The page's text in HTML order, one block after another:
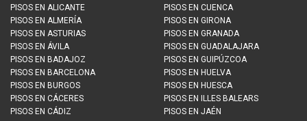
PISOS EN ALICANTE
PISOS EN ALMERÍA
PISOS EN ASTURIAS
PISOS EN ÁVILA
PISOS EN BADAJOZ
PISOS EN BARCELONA
PISOS EN BURGOS
PISOS EN CÁCERES
PISOS EN CÁDIZ
PISOS EN CUENCA
PISOS EN GIRONA
PISOS EN GRANADA
PISOS EN GUADALAJARA
PISOS EN GUIPÚZCOA
PISOS EN HUELVA
PISOS EN HUESCA
PISOS EN ILLES BALEARS
PISOS EN JAÉN